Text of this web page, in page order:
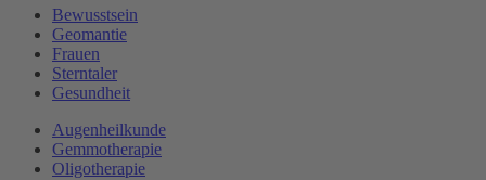
Bewusstsein
Geomantie
Frauen
Sterntaler
Gesundheit
Augenheilkunde
Gemmotherapie
Oligotherapie